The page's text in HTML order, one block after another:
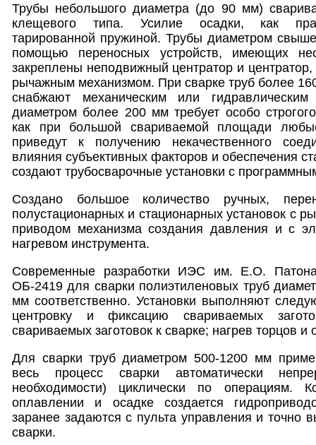
Трубы небольшого диаметра (до 90 мм)
клещевого типа. Усилие осадки, как
тарированной пружиной. Трубы диаметром
помощью переносных устройств, имеющих
закреплены неподвижный центратор и
рычажным механизмом. При сварке труб более
снабжают механическим или
диаметром более 200 мм требует особо
как при большой свариваемой площади
приведут к получению некачественного
влияния субъективных факторов и обеспечения
создают трубосварочные установки с
Создано большое количество ручных,
полустационарных и стационарных установок с
приводом механизма создания давления и с
нагревом инструмента.
Современные разработки ИЭС им. Е.О.
ОБ-2419 для сварки полиэтиленовых труб
мм соответственно. Установки выполняют
центровку и фиксацию свариваемых
свариваемых заготовок к сварке; нагрев торцов и
Для сварки труб диаметром 500-1200 мм
весь процесс сварки автоматически
необходимости) циклически по операциям.
оплавлении и осадке создается
заранее задаются с пульта управления и точно
сварки.